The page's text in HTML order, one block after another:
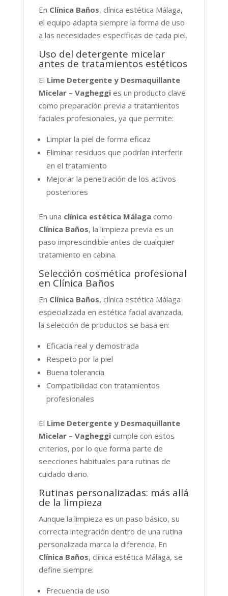
En Clínica Baños, clínica estética Málaga,
el equipo adapta siempre la forma de uso
a las necesidades específicas de cada piel.
Uso del detergente micelar
antes de tratamientos estéticos
El Lime Detergente y Desmaquillante
Micelar – Vagheggies un producto clave
como preparación previa a tratamientos
faciales profesionales, ya que permite:
Limpiar la piel de forma eficaz
Eliminar residuos que podrían interferir
en el tratamiento
Mejorar la penetración de los activos
posteriores
En una clínica estética Málagacomo
Clínica Baños, la limpieza previa es un
paso imprescindible antes de cualquier
tratamiento en cabina.
Selección cosmética profesional
en Clínica Baños
En Clínica Baños, clínica estética Málaga
especializada en estética facial avanzada,
la selección de productos se basa en:
Eficacia real y demostrada
Respeto por la piel
Buena tolerancia
Compatibilidad con tratamientos
profesionales
El Lime Detergente y Desmaquillante
Micelar – Vagheggicumple con estos
criterios, por lo que forma parte de
seecciones habituales para rutinas de
cuidado diario.
Rutinas personalizadas: más allá
de la limpieza
Aunque la limpieza es un paso básico, su
correcta integración dentro de una rutina
personalizada marca la diferencia. En
Clínica Baños, clínica estética Málaga, se
define siempre:
Frecuencia de uso